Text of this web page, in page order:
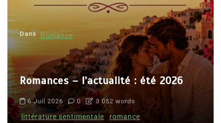
Dans Romance
Romances – l’actualité : été 2026
6 Juil 2026 0 3 052 words
littérature sentimentale romance